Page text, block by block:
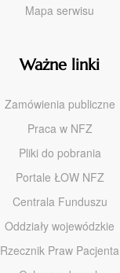
Mapa serwisu
Ważne linki
Zamówienia publiczne
Praca w NFZ
Pliki do pobrania
Portale ŁOW NFZ
Centrala Funduszu
Oddziały wojewódzkie
Rzecznik Praw Pacjenta